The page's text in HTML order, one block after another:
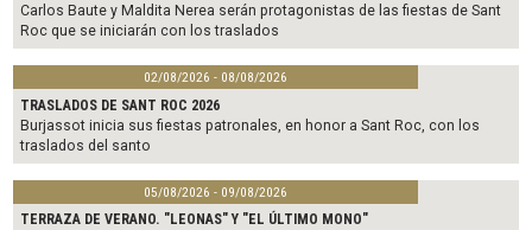
Carlos Baute y Maldita Nerea serán protagonistas de las fiestas de Sant
Roc que se iniciarán con los traslados
02/08/2026 - 08/08/2026
TRASLADOS DE SANT ROC 2026
Burjassot inicia sus fiestas patronales, en honor a Sant Roc, con los
traslados del santo
05/08/2026 - 09/08/2026
TERRAZA DE VERANO. "LEONAS" Y "EL ÚLTIMO MONO"